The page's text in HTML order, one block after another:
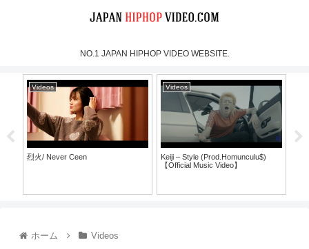
NO.1 JAPAN HIPHOP VIDEO WEBSITE.
Videos
烈火/ Never Ceen
Videos
Keiji – Style (Prod.Homunculu$)
【Official Music Video】
ホーム Videos